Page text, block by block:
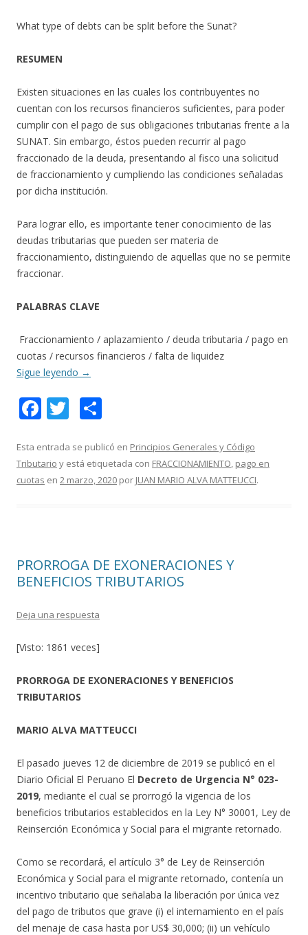
What type of debts can be split before the Sunat?
RESUMEN
Existen situaciones en las cuales los contribuyentes no
cuentan con los recursos financieros suficientes, para poder
cumplir con el pago de sus obligaciones tributarias frente a la
SUNAT. Sin embargo, éstos pueden recurrir al pago
fraccionado de la deuda, presentando al fisco una solicitud
de fraccionamiento y cumpliendo las condiciones señaladas
por dicha institución.
Para lograr ello, es importante tener conocimiento de las
deudas tributarias que pueden ser materia de
fraccionamiento, distinguiendo de aquellas que no se permite
fraccionar.
PALABRAS CLAVE
Fraccionamiento / aplazamiento / deuda tributaria / pago en
cuotas / recursos financieros / falta de liquidez
Sigue leyendo →
F
e
b
T
itt
er
m
p
Esta entrada se publicó en Principios Generales y Código
Tributario y está etiquetada con FRACCIONAMIENTO, pago en
cuotas en 2 marzo, 2020 por JUAN MARIO ALVA MATTEUCCI.
PRORROGA DE EXONERACIONES Y
BENEFICIOS TRIBUTARIOS
Deja una respuesta
[Visto: 1861 veces]
PRORROGA DE EXONERACIONES Y BENEFICIOS
TRIBUTARIOS
MARIO ALVA MATTEUCCI
El pasado jueves 12 de diciembre de 2019 se publicó en el
Diario Oficial El Peruano El Decreto de Urgencia N° 023-
2019, mediante el cual se prorrogó la vigencia de los
beneficios tributarios establecidos en la Ley N° 30001, Ley de
Reinserción Económica y Social para el migrante retornado.
Como se recordará, el artículo 3° de Ley de Reinserción
Económica y Social para el migrante retornado, contenía un
incentivo tributario que señalaba la liberación por única vez
del pago de tributos que grave (i) el internamiento en el país
del menaje de casa hasta por US$ 30,000; (ii) un vehículo